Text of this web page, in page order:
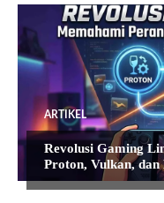
ARTIKEL
Revolusi Gaming
Proton, Vulkan, dan